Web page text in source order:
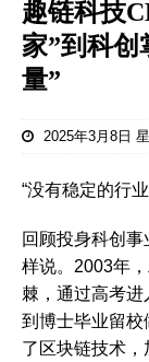
趣链科技
家”到科创
量”
2025年3月8日
“没有稳定的行
回顾投身科创
样说。2003年
棘，通过高考
到博士毕业留校
了区块链技术